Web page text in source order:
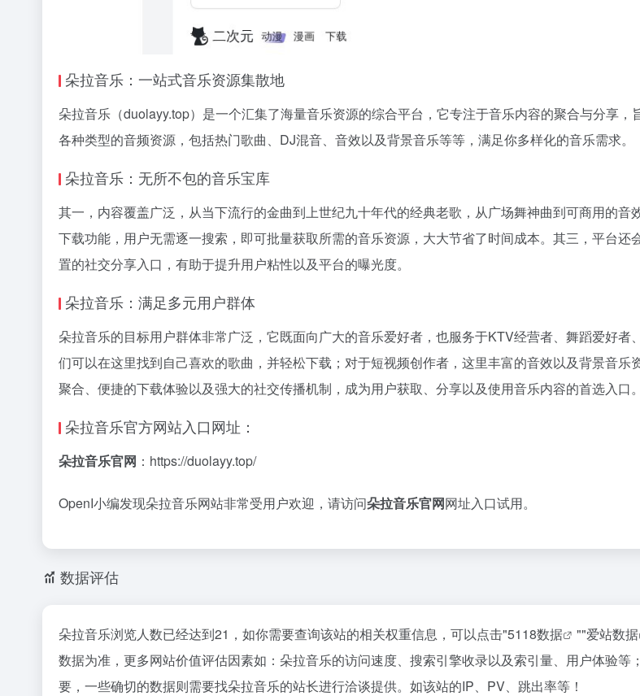
朵拉音乐：一站式音乐资源集散地
朵拉音乐（duolayy.top）是一个汇集了海量音乐资源的综合平台，它专注于音乐内容的聚合与分享
各种类型的音频资源，包括热门歌曲、DJ混音、音效以及背景音乐等等，满足你多样化的音乐需求。
朵拉音乐：无所不包的音乐宝库
其一，内容覆盖广泛，从当下流行的金曲到上世纪九十年代的经典老歌，从广场舞神曲到可商用的
下载功能，用户无需逐一搜索，即可批量获取所需的音乐资源，大大节省了时间成本。其三，平台
置的社交分享入口，有助于提升用户粘性以及平台的曝光度。
朵拉音乐：满足多元用户群体
朵拉音乐的目标用户群体非常广泛，它既面向广大的音乐爱好者，也服务于KTV经营者、舞蹈爱好
们可以在这里找到自己喜欢的歌曲，并轻松下载；对于短视频创作者，这里丰富的音效以及背景音
聚合、便捷的下载体验以及强大的社交传播机制，成为用户获取、分享以及使用音乐内容的首选入口。
朵拉音乐官方网站入口网址：
朵拉音乐官网 ：https://duolayy.top/
OpenI小编发现朵拉音乐网站非常受用户欢迎，请访问朵拉音乐官网网址入口试用。
数据评估
朵拉音乐浏览人数已经达到21，如你需要查询该站的相关权重信息，可以点击"5118数据 ""爱站数据
数据为准，更多网站价值评估因素如：朵拉音乐的访问速度、搜索引擎收录以及索引量、用户体验
要，一些确切的数据则需要找朵拉音乐的站长进行洽谈提供。如该站的IP、PV、跳出率等！